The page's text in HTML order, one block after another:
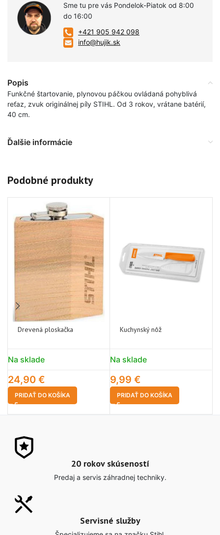
Sme tu pre vás Pondelok-Piatok od 8:00
do 16:00
+421 905 942 098
info@hujik.sk
Popis
Funkčné štartovanie, plynovou páčkou ovládaná pohyblivá
reťaz, zvuk originálnej píly STIHL. Od 3 rokov, vrátane batérií,
40 cm.
Ďalšie informácie
Podobné produkty
Drevená ploskačka
Na sklade
24,90 €
PRIDAŤ DO KOŠÍKA
Kuchynský nôž
Na sklade
9,99 €
PRIDAŤ DO KOŠÍKA
20 rokov skúseností
Predaj a servis záhradnej techniky.
Servisné služby